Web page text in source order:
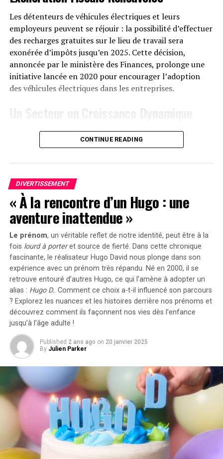
Promotionnelles
Le solarbank 2 AC est disponible sur le site officiel
d’Anker SOLIX ainsi que sur Amazon au prix standard de
1299 euros. Cependant, une offre promotionnelle
« early bird » sera active du20 janvier au 23 février
2025, permettant aux acheteurs intéressés d’acquérir
le Solarbank 2 AC représente une avancée significative
engagement envers la durabilité environnementale.
Les détenteurs de véhicules électriques et leurs
employeurs peuvent se réjouir : la possibilité d’effectuer
des recharges gratuites sur le lieu de travail sera
exonérée d’impôts jusqu’en 2025. Cette décision,
annoncée par le ministère des Finances, prolonge une
initiative lancée en 2020 pour encourager l’adoption
des véhicules électriques dans les entreprises.
Cette prolongation intervient à un moment clé, alors
que le marché des voitures électriques continue
En2023, les particuliers représentent désormais 84%
des acquisitions de véhicules électriques, contre
seulement 68% en 2018.
Concrètement,cette mesure permet aux sociétés
d’installer gratuitement des bornes de recharge pour
leurs employés sans impact fiscal. Les frais liés à
l’électricité pour ces recharges ne seront pas pris en
compte dans le calcul des avantages en nature. De plus,
un abattement de 50% sur ces avantages est maintenu
avec un plafond révisé à environ 2000 euros pour
l’année prochaine.
Accélération Vers une Mobilité Électrique
Cette initiative fait partie d’une stratégie globale visant
à promouvoir l’électrification du parc automobile
français. Cependant, les grandes entreprises
rencontrent encore des difficultés pour atteindre leurs
objectifs ; seulement 8% des nouveaux véhicules
immatriculés par ces entités étaient électriques en
2023. Ces incitations fiscales pourraient néanmoins
inciter davantage d’employeurs à franchir le
pas.Cependant, plusieurs défis demeurent concernant
CONTINUE READING
DIVERTISSEMENT
« À la rencontre d’un Hugo : une
aventure inattendue »
Le prénom, un véritable reflet de notre identité, peut être à la
fois lourd à porteret source de fierté. Dans cette chronique
fascinante, le réalisateur Hugo David nous plonge dans son
expérience avec un prénom très répandu. Né en 2000, il se
retrouve entouré d’autres Hugo, ce qui l’amène à adopter un
alias : Hugo D.. Comment ce choix a-t-il influencé son parcours
? Explorez les nuances et les histoires derrière nos prénoms et
découvrez comment ils façonnent nos vies dès l’enfance
jusqu’à l’âge adulte !
Published 2 ans ago on 20 janvier 2025
By Julien Parker